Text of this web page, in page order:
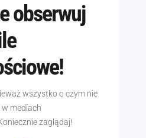
obserwuj
wszystko o czym nie
mediach
zaglądaj!